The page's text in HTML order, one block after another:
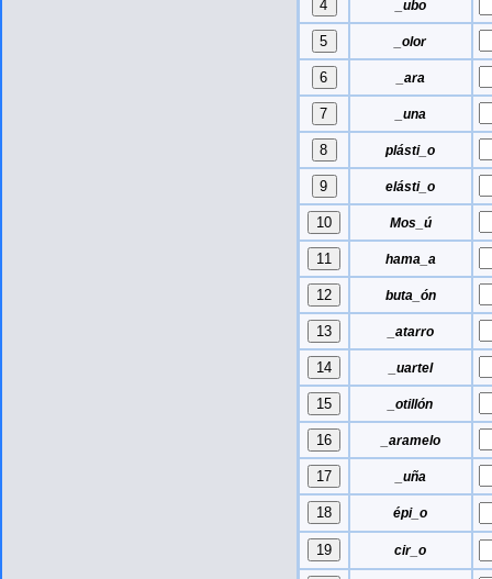
_ubo
_olor
_ara
_una
plásti_o
elásti_o
Mos_ú
hama_a
buta_ón
_atarro
_uartel
_otillón
_aramelo
_uña
épi_o
cir_o